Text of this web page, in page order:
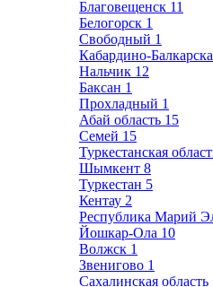
Благовещенск 11
Белогорск 1
Свободный 1
Кабардино-
Нальчик 12
Баксан 1
Прохладный 1
Абай область 15
Семей 15
Туркестанская
Шымкент 8
Туркестан 5
Кентау 2
Республика Марий
Йошкар-Ола 10
Волжск 1
Звенигово 1
Сахалинская область